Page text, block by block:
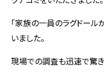
「家族の一員のラグドール
いました。
現場での調査も迅速で驚き